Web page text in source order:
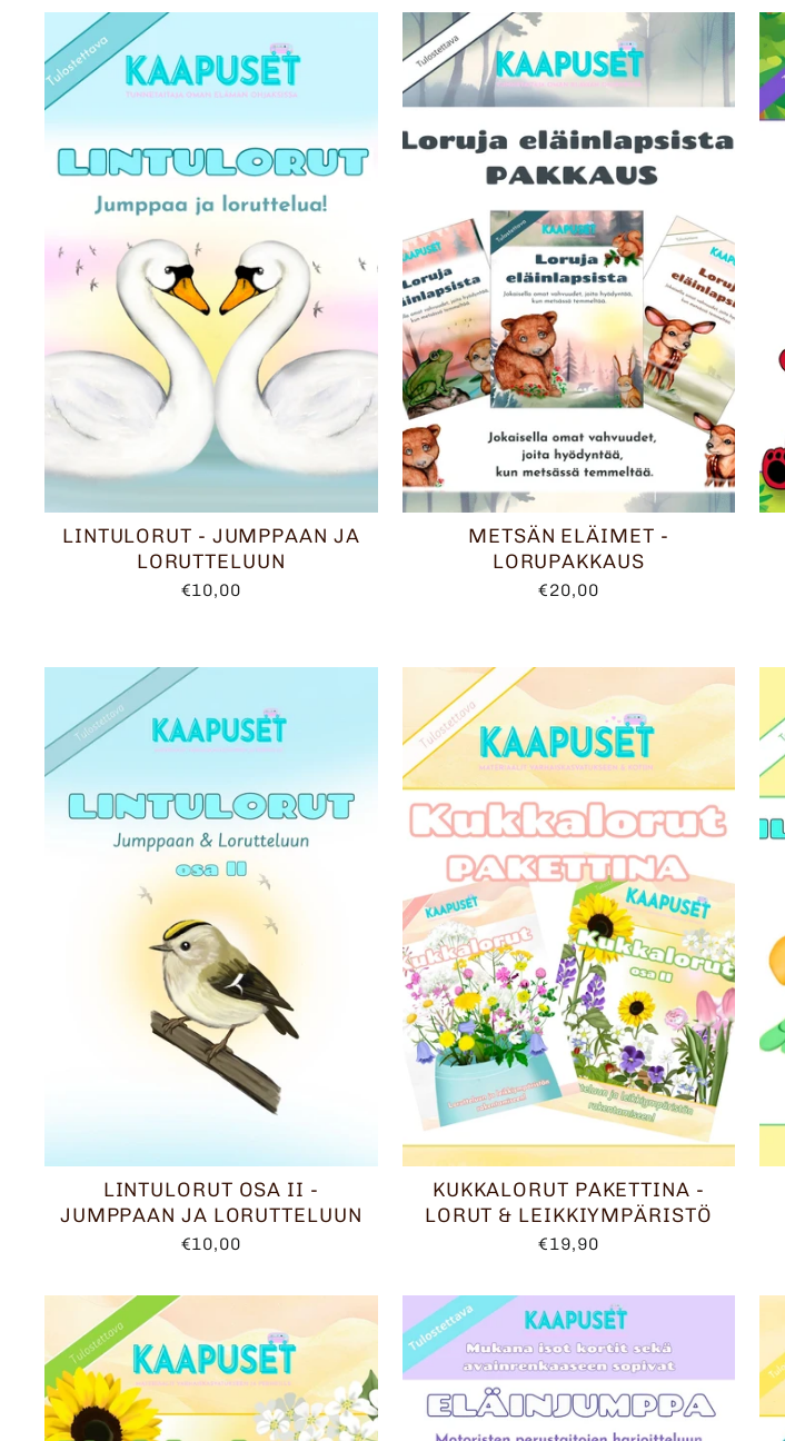
LINTULORUT - JUMPPAAN JA
LORUTTELUUN
€10,00
METSÄN ELÄIMET -
LORUPAKKAUS
€20,00
LINTULORUT OSA II -
JUMPPAAN JA LORUTTELUUN
€10,00
KUKKALORUT PAKETTINA -
LORUT & LEIKKIYMPÄRISTÖ
€19,90